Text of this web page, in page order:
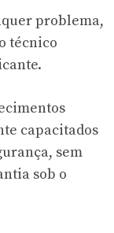
problema,
técnico
capacitados
sem
sob o